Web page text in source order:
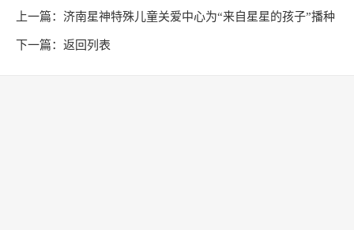
上一篇： 济南星神特殊儿童关爱中心为“来自星星的孩子”播种
希望
下一篇： 返回列表